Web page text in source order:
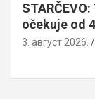
očekuje od
3. август 2026.